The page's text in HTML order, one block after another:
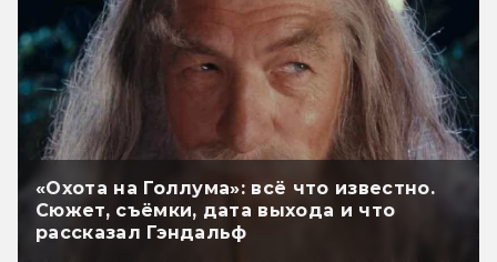
«Охота на Голлума»: всё что известно.
Сюжет, съёмки, дата выхода и что
рассказал Гэндальф